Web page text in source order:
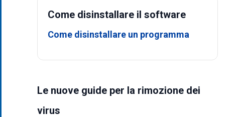
Come disinstallare il software
Come disinstallare un programma
Le nuove guide per la rimozione dei
virus